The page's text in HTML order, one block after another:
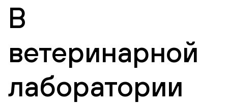
В
ветеринарной
лаборатории